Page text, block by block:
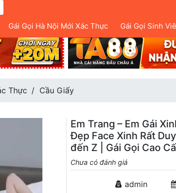
Gái Gọi Hà Nội Mới Xác Thực Gái Gọi Sinh
Thực Cầu Giấy
Em Trang – Em Gái
Đẹp Face Xinh Rất
đến Z | Gái Gọi Cao
Chưa có đánh giá
admin